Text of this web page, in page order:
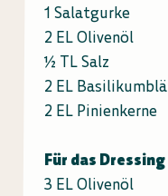
1 Salatgurke
2 EL Olivenöl
½ TL Salz
2 EL
2 EL Pinienkerne
Für das Dressing
3 EL Olivenöl